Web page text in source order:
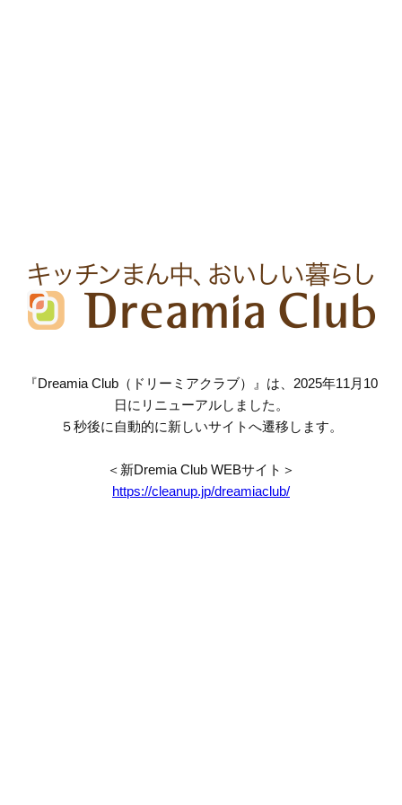
『Dreamia Club（ドリーミアクラブ）』は、2025年11月10
日にリニューアルしました。
５秒後に自動的に新しいサイトへ遷移します。
＜新Dremia Club WEBサイト＞
https://cleanup.jp/dreamiaclub/